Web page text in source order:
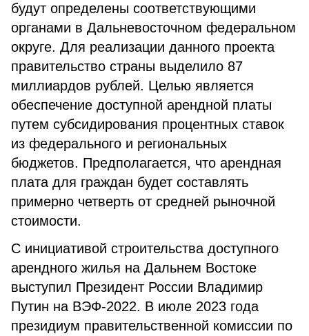
будут определены соответствующими
органами в Дальневосточном федеральном
округе. Для реализации данного проекта
правительство страны выделило 87
миллиардов рублей. Целью является
обеспечение доступной арендной платы
путем субсидирования процентных ставок
из федерального и региональных
бюджетов. Предполагается, что арендная
плата для граждан будет составлять
примерно четверть от средней рыночной
стоимости.
С инициативой строительства доступного
арендного жилья на Дальнем Востоке
выступил Президент России Владимир
Путин на ВЭФ-2022. В июле 2023 года
президиум правительственной комиссии по